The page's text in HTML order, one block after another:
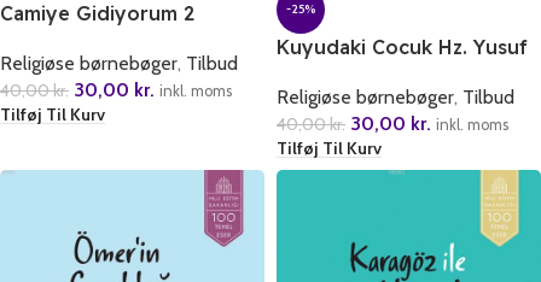
Camiye Gidiyorum 2
Religiøse børnebøger, Tilbud
40,00kr. 30,00 kr. inkl. moms
Tilføj Til Kurv
-25%
Kuyudaki Cocuk Hz. Yusuf
Religiøse børnebøger, Tilbud
40,00kr. 30,00 kr. inkl. moms
Tilføj Til Kurv